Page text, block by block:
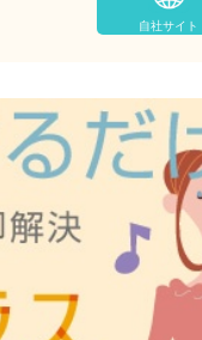
自社サイト